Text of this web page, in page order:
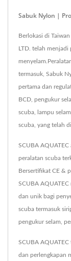
Sabuk Nylon |
Berlokasi di
LTD. telah menjadi
termasuk, Sabuk
pertama dan
BCD, pengukur
scuba, lampu
scuba, yang telah
SCUBA AQUATEC
peralatan scuba
Bersertifikat CE &
SCUBA
dan unik bagi
scuba termasuk
pengukur selam,
SCUBA
dan perlengkapan